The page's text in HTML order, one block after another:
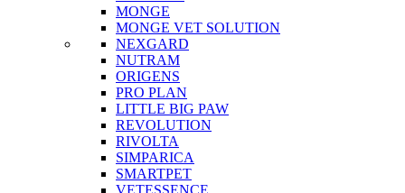
MONGE
MONGE VET SOLUTION
NEXGARD
NUTRAM
ORIGENS
PRO PLAN
LITTLE BIG PAW
REVOLUTION
RIVOLTA
SIMPARICA
SMARTPET
VETESSENCE